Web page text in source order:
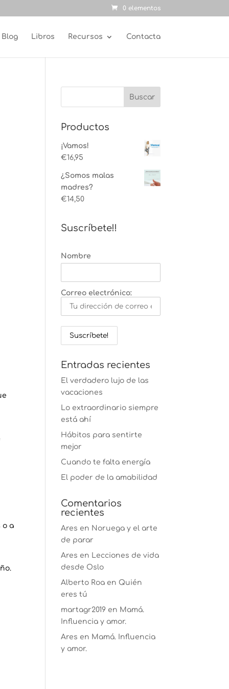
0 elementos
Blog Libros Recursos Contacta
o a
Productos
¡Vamos!
€16,95
¿Somos malas
madres?
€14,50
Suscríbete!!
Nombre
Correo electrónico:
Entradas recientes
El verdadero lujo de las
vacaciones
Lo extraordinario siempre
está ahí
Hábitos para sentirte
mejor
Cuando te falta energía
El poder de la amabilidad
Comentarios
recientes
Ares en Noruega y el arte
de parar
Ares en Lecciones de vida
desde Oslo
Alberto Roa en Quién
eres tú
martagr2019 en Mamá.
Influencia y amor.
Ares en Mamá. Influencia
y amor.